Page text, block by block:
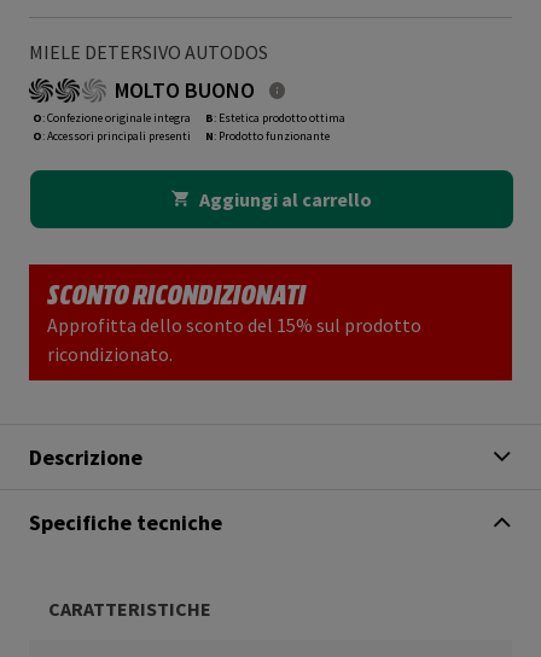
MIELE DETERSIVO AUTODOS
MOLTO BUONO
O: Confezione originale integra
O: Accessori principali presenti
B: Estetica prodotto ottima
N: Prodotto funzionante
Aggiungi al carrello
SCONTO RICONDIZIONATI
Approfitta dello sconto del 15% sul prodotto
ricondizionato.
Descrizione
Specifiche tecniche
CARATTERISTICHE